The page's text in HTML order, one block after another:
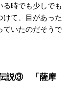
時でも少しでも
て、目があった
ていたのだそうで
伝説③ 「薩摩